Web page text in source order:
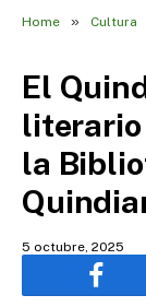
Home » Cultura
El
literario
la
5 octubre, 2025